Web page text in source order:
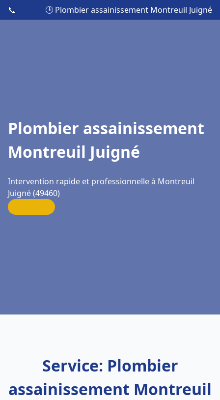
📞 🕒 Plombier assainissement Montreuil Juigné
Plombier assainissement
Montreuil Juigné
Intervention rapide et professionnelle à Montreuil
Juigné (49460)
Service: Plombier
assainissement Montreuil